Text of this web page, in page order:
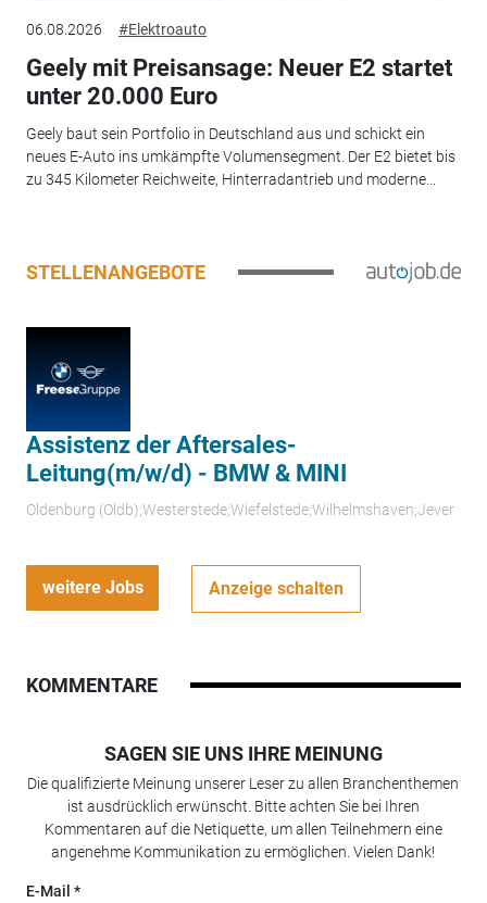
06.08.2026 #Elektroauto
Geely mit Preisansage: Neuer E2 startet
unter 20.000 Euro
Geely baut sein Portfolio in Deutschland aus und schickt ein
neues E-Auto ins umkämpfte Volumensegment. Der E2 bietet bis
zu 345 Kilometer Reichweite, Hinterradantrieb und moderne...
STELLENANGEBOTE
Assistenz der Aftersales-
Leitung(m/w/d) - BMW & MINI
Oldenburg (Oldb);Westerstede;Wiefelstede;Wilhelmshaven;Jever
weitere Jobs Anzeige schalten
KOMMENTARE
SAGEN SIE UNS IHRE MEINUNG
Die qualifizierte Meinung unserer Leser zu allen Branchenthemen
ist ausdrücklich erwünscht. Bitte achten Sie bei Ihren
Kommentaren auf die Netiquette, um allen Teilnehmern eine
angenehme Kommunikation zu ermöglichen. Vielen Dank!
E-Mail